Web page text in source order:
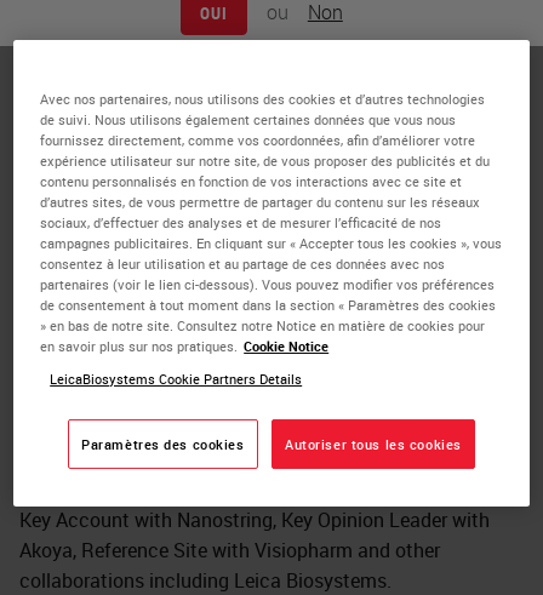
OUI ou Non
Histology Facility University of Birmingham
Biochemistry, Kelly trained as a Biomedical Scientist in
the private healthcare sector and went on to practice in
NHS laboratories. Following an MSc Genomic Medicine at
UoB, Kelly joined the emerging digital pathology service at
the Advanced Therapies Facility at UoB. Here Kelly has
been progressing staining, imaging and analytical
methods on various platforms including the Leica Bond
RX, Akoya Vectra Polaris 2, Nanostring GeoMx and
Visiopharm, and bolstered by a recent WT MUE award has
been involved in establishing and managing the Molecular
Key Account with Nanostring, Key Opinion Leader with
Akoya, Reference Site with Visiopharm and other
collaborations including Leica Biosystems.
Avec nos partenaires, nous utilisons des cookies et d’autres technologies
de suivi. Nous utilisons également certaines données que vous nous
fournissez directement, comme vos coordonnées, afin d’améliorer votre
expérience utilisateur sur notre site, de vous proposer des publicités et du
contenu personnalisés en fonction de vos interactions avec ce site et
d’autres sites, de vous permettre de partager du contenu sur les réseaux
sociaux, d’effectuer des analyses et de mesurer l’efficacité de nos
campagnes publicitaires. En cliquant sur « Accepter tous les cookies », vous
consentez à leur utilisation et au partage de ces données avec nos
partenaires (voir le lien ci-dessous). Vous pouvez modifier vos préférences
de consentement à tout moment dans la section « Paramètres des cookies
» en bas de notre site. Consultez notre Notice en matière de cookies pour
en savoir plus sur nos pratiques.
Cookie Notice
LeicaBiosystems Cookie Partners Details
Paramètres des cookies Autoriser tous les cookies